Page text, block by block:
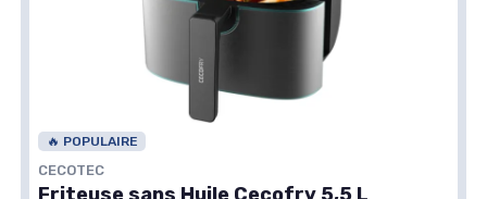
🔥 POPULAIRE
CECOTEC